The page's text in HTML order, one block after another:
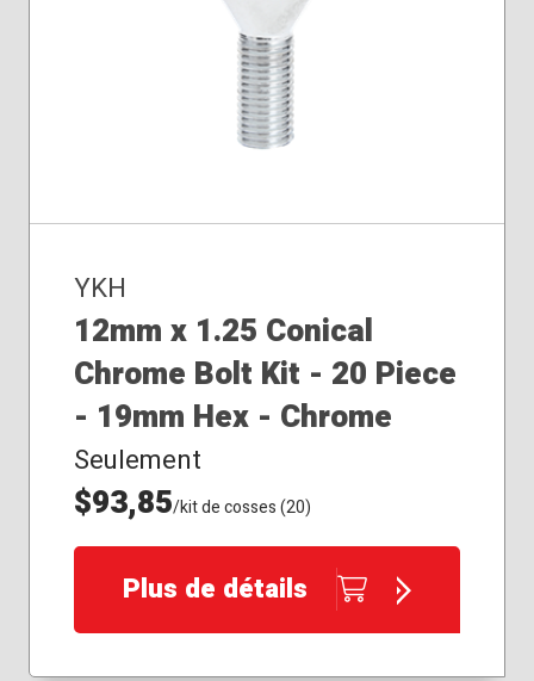
YKH
12mm x 1.25 Conical
Chrome Bolt Kit - 20 Piece
- 19mm Hex - Chrome
Seulement
$93,85/kit de cosses (20)
Plus de détails